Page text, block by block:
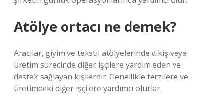
Atölye ortacı ne demek?
Aracılar, giyim ve tekstil atölyelerinde dikiş veya
üretim sürecinde diğer işçilere yardım eden ve
destek sağlayan kişilerdir. Genellikle terzilere ve
üretimdeki diğer işçilere yardımcı olurlar.